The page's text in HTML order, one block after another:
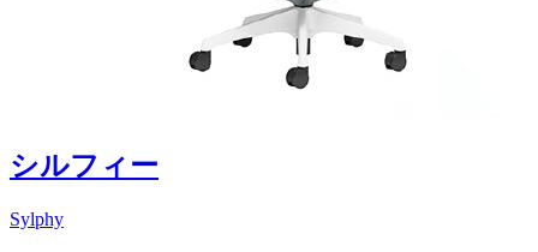
シルフィー
Sylphy